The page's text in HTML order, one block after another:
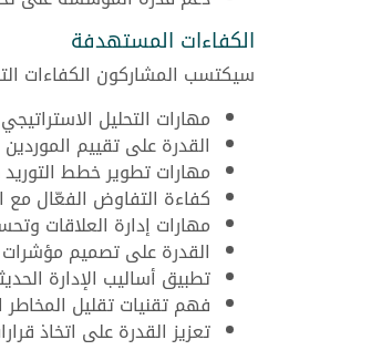
الكفاءات المستهدفة
سيكتسب المشاركون الكفاءات
مهارات التحليل
القدرة على تقييم
مهارات تطوير خطط
كفاءة التفاوض الفعّال مع
مهارات إدارة العلاقات
القدرة على تصميم مؤشرات
تطبيق أساليب الإدارة
فهم تقنيات تقليل المخاطر
تعزيز القدرة على اتخاذ